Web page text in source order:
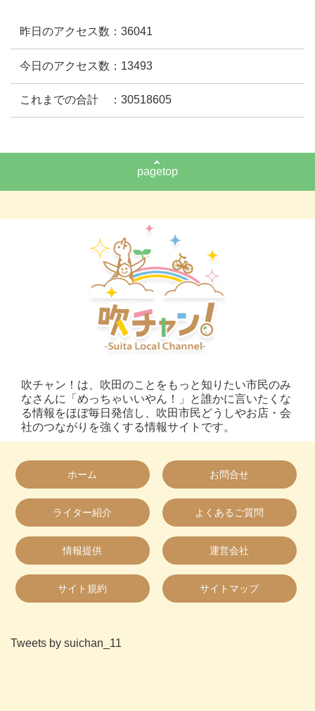
昨日のアクセス数：36041
今日のアクセス数：13493
これまでの合計 ：30518605
pagetop
吹チャン！は、吹田のことをもっと知りたい市民のみ
なさんに「めっちゃいいやん！」と誰かに言いたくな
る情報をほぼ毎日発信し、吹田市民どうしやお店・会
社のつながりを強くする情報サイトです。
ホーム お問合せ
ライター紹介 よくあるご質問
情報提供 運営会社
サイト規約 サイトマップ
Tweets by suichan_11